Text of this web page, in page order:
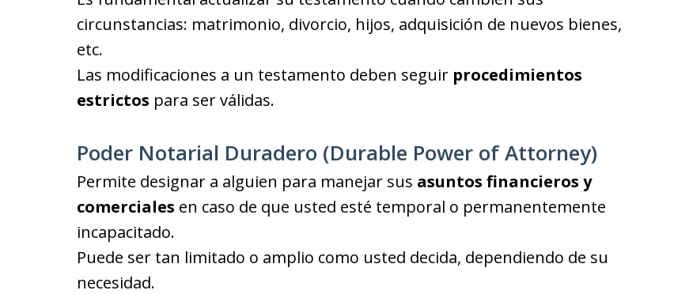
circunstancias: matrimonio, divorcio, hijos, adquisición de nuevos bienes,
etc.
Las modificaciones a un testamento deben seguir procedimientos
estrictos para ser válidas.
Poder Notarial Duradero (Durable Power of Attorney)
Permite designar a alguien para manejar sus asuntos financieros y
comerciales en caso de que usted esté temporal o permanentemente
incapacitado.
Puede ser tan limitado o amplio como usted decida, dependiendo de su
necesidad.